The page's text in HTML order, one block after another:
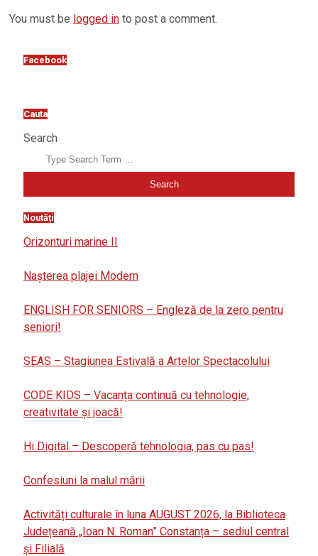
You must be logged in to post a comment.
Facebook
Cauta
Search
Noutăți
Orizonturi marine II
Nașterea plajei Modern
ENGLISH FOR SENIORS – Engleză de la zero pentru
seniori!
SEAS – Stagiunea Estivală a Artelor Spectacolului
CODE KIDS – Vacanța continuă cu tehnologie,
creativitate și joacă!
Hi Digital – Descoperă tehnologia, pas cu pas!
Confesiuni la malul mării
Activități culturale în luna AUGUST 2026, la Biblioteca
Județeană „Ioan N. Roman” Constanța – sediul central
și Filială